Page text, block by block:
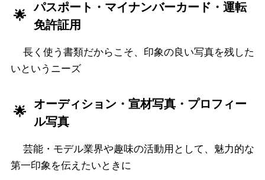
パスポート・マイナンバーカード・運転
免許証用
長く使う書類だからこそ、印象の良い写真を残した
いというニーズ
オーディション・宣材写真・プロフィー
ル写真
芸能・モデル業界や趣味の活動用として、魅力的な
第一印象を伝えたいときに